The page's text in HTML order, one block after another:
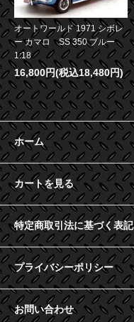
オートワールド 1971 シボレ
ー カマロ SS 350 ブルー
1:18
16,800円(税込18,480円)
ホーム
カートを見る
特定商取引法に基づく表記
プライバシーポリシー
お問い合わせ